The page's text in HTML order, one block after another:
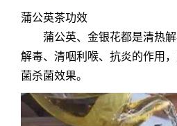
蒲公英茶功效
蒲公英、金银花都是清热解
解毒、清咽利喉、抗炎的作用
菌杀菌效果。